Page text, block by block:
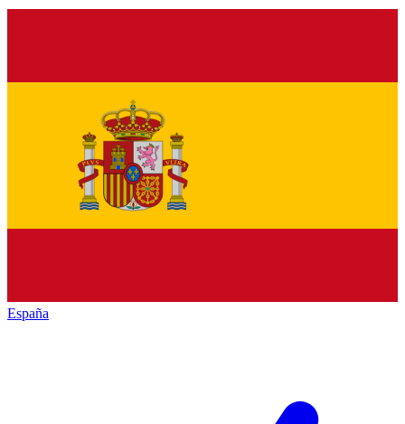
España